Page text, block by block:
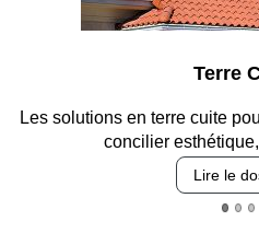
Terre
Les solutions en terre cuite
concilier esthétique,
Lire le